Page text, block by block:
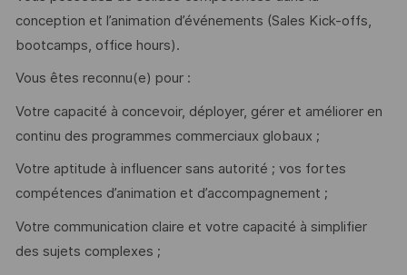
conception et l’animation d’événements (Sales Kick-offs,
bootcamps, office hours).
Vous êtes reconnu(e) pour :
Votre capacité à concevoir, déployer, gérer et améliorer en
continu des programmes commerciaux globaux ;
Votre aptitude à influencer sans autorité ; vos fortes
compétences d’animation et d’accompagnement ;
Votre communication claire et votre capacité à simplifier
des sujets complexes ;